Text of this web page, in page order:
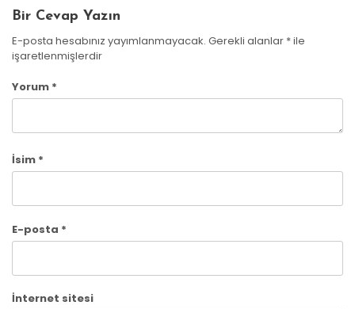
Bir Cevap Yazın
E-posta hesabınız yayımlanmayacak. Gerekli alanlar *ile
işaretlenmişlerdir
Yorum *
İsim *
E-posta *
İnternet sitesi